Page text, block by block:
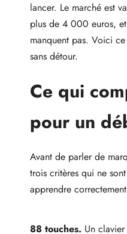
lancer. Le marché est
plus de 4 000 euros,
manquent pas. Voici
sans détour.
Ce qui
pour un
Avant de parler de
trois critères qui ne
apprendre
88 touches. Un